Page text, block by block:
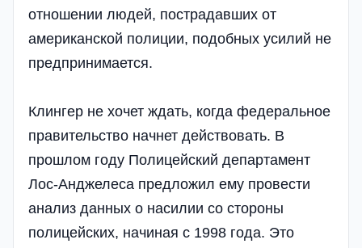
отношении людей, пострадавших от
американской полиции, подобных усилий не
предпринимается.
Клингер не хочет ждать, когда федеральное
правительство начнет действовать. В
прошлом году Полицейский департамент
Лос-Анджелеса предложил ему провести
анализ данных о насилии со стороны
полицейских, начиная с 1998 года. Это